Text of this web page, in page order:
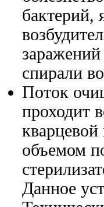
спирали
Поток
проходит
объемом
Данное